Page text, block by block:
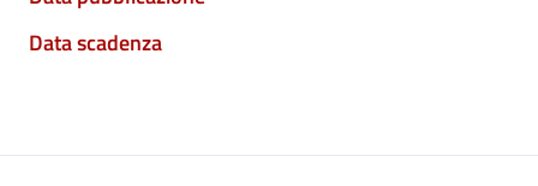
Data scadenza